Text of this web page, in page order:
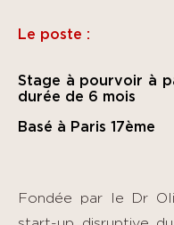
Le poste :
Stage à pourvoir à
durée de 6 mois
Basé à Paris 17ème
Fondée par le Dr